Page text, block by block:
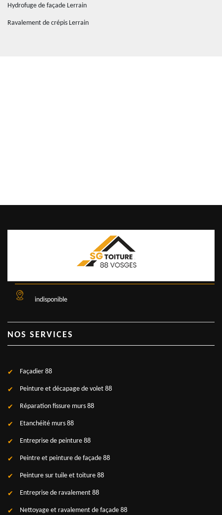
Hydrofuge de façade Lerrain
Ravalement de crépis Lerrain
indisponible
NOS SERVICES
Façadier 88
Peinture et décapage de volet 88
Réparation fissure murs 88
Etanchéité murs 88
Entreprise de peinture 88
Peintre et peinture de façade 88
Peinture sur tuile et toiture 88
Entreprise de ravalement 88
Nettoyage et ravalement de façade 88